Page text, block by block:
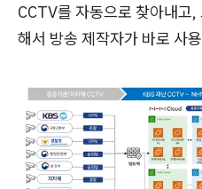
CCTV를 자동으로 찾아내고
해서 방송 제작자가 바로 사